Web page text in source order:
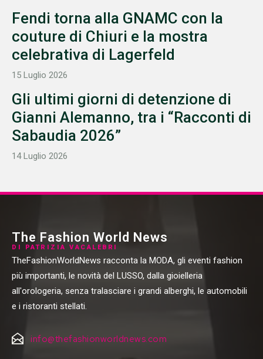
Fendi torna alla GNAMC con la
couture di Chiuri e la mostra
celebrativa di Lagerfeld
15 Luglio 2026
Gli ultimi giorni di detenzione di
Gianni Alemanno, tra i “Racconti di
Sabaudia 2026”
14 Luglio 2026
The Fashion World News
DI PATRIZIA VACALEBRI
TheFashionWorldNews racconta la MODA, gli eventi fashion
più importanti, le novità del LUSSO, dalla gioielleria
all'orologeria, senza tralasciare i grandi alberghi, le automobili
e i ristoranti stellati.
info@thefashionworldnews.com